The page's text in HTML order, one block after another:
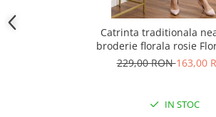
Catrinta traditionala
broderie florala rosie
229,00 RON163,00
IN STOC